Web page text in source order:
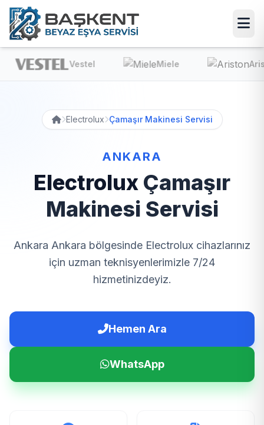
Vestel Miele Ariston
Electrolux Çamaşır Makinesi Servisi
ANKARA
Electrolux Çamaşır
Makinesi Servisi
Ankara Ankara bölgesinde Electrolux cihazlarınız
için uzman teknisyenlerimizle 7/24
hizmetinizdeyiz.
Hemen Ara
WhatsApp